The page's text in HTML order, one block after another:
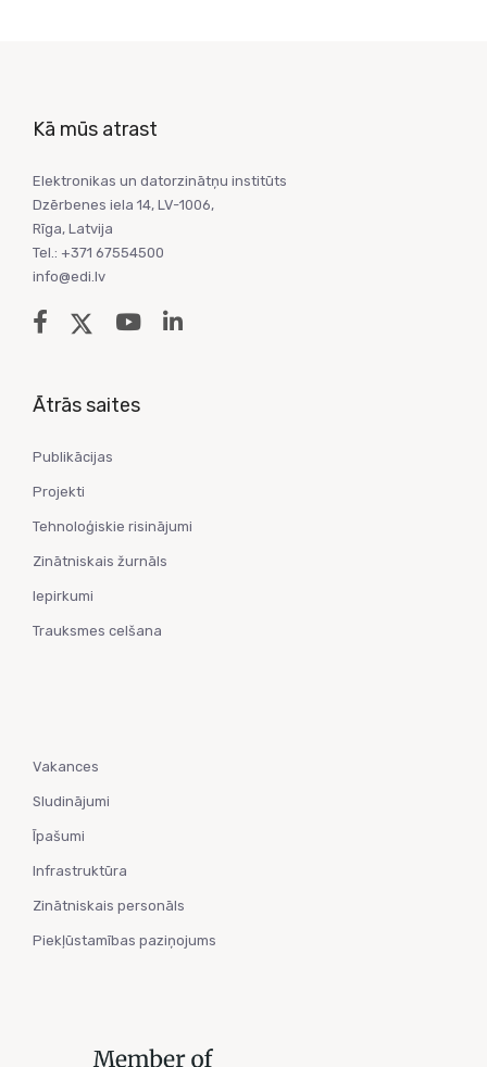
Kā mūs atrast
Elektronikas un datorzinātņu institūts
Dzērbenes iela 14, LV-1006,
Rīga, Latvija
Tel.: +371 67554500
info@edi.lv
Ātrās saites
Publikācijas
Projekti
Tehnoloģiskie risinājumi
Zinātniskais žurnāls
Iepirkumi
Trauksmes celšana
Vakances
Sludinājumi
Īpašumi
Infrastruktūra
Zinātniskais personāls
Piekļūstamības paziņojums